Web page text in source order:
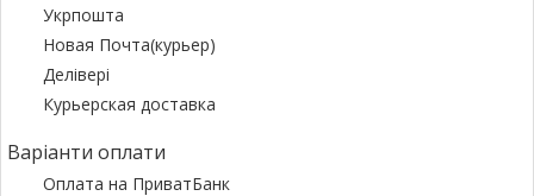
Укрпошта
Новая Почта(курьер)
Делівері
Курьерская доставка
Варіанти оплати
Оплата на ПриватБанк